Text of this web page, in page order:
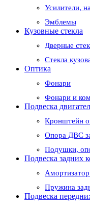
Усилители,
Эмблемы
Кузовные стекла
Дверные
Стекла
Оптика
Фонари
Фонари и
Подвеска
Кронштейн
Опора ДВС
Подушки,
Подвеска задних
Пружина
Подвеска